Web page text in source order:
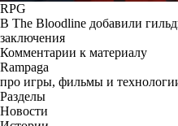
RPG
В The Bloodline добавили
заключения
Комментарии к материалу
Rampaga
про игры, фильмы и
Разделы
Новости